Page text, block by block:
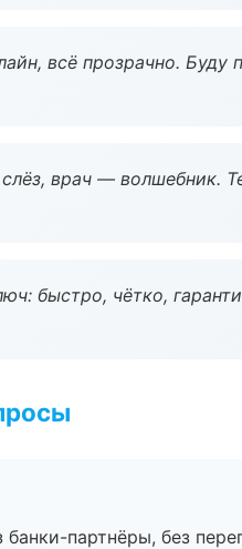
всё прозрачно. Буду
врач — волшебник.
быстро, чётко,
партнёры, без